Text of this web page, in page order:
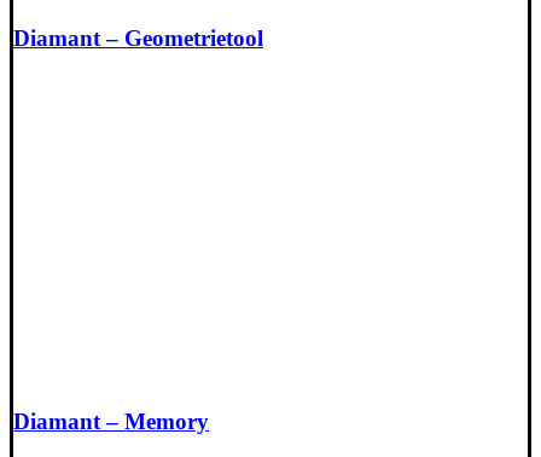
Diamant – Geometrietool
Diamant – Memory